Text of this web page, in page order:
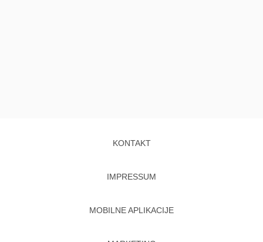
KONTAKT
IMPRESSUM
MOBILNE APLIKACIJE